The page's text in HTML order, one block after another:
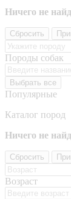
Ничего не
Сбросить
Породы собак
Выбрать все
Популярные
Каталог пород
Ничего не
Сбросить
Возраст